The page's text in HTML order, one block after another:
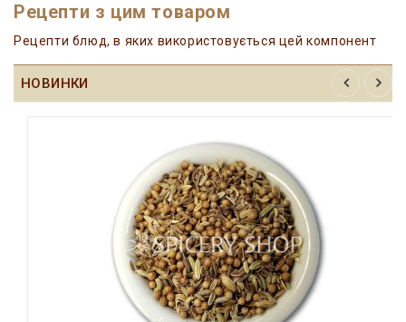
Рецепти з цим товаром
Рецепти блюд, в яких використовується цей компонент
НОВИНКИ